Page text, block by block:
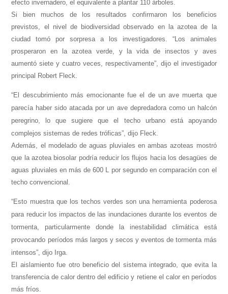
efecto invernadero, el equivalente a plantar 110 árboles.
Si bien muchos de los resultados confirmaron los beneficios
previstos, el nivel de biodiversidad observado en la azotea de la
ciudad tomó por sorpresa a los investigadores. “Los animales
prosperaron en la azotea verde, y la vida de insectos y aves
aumentó siete y cuatro veces, respectivamente”, dijo el investigador
principal Robert Fleck.
“El descubrimiento más emocionante fue el de un ave muerta que
parecía haber sido atacada por un ave depredadora como un halcón
peregrino, lo que sugiere que el techo urbano está apoyando
complejos sistemas de redes tróficas”, dijo Fleck.
Además, el modelado de aguas pluviales en ambas azoteas mostró
que la azotea biosolar podría reducir los flujos hacia los desagües de
aguas pluviales en más de 600 L por segundo en comparación con el
techo convencional.
“Esto muestra que los techos verdes son una herramienta poderosa
para reducir los impactos de las inundaciones durante los eventos de
tormenta, particularmente donde la inestabilidad climática está
provocando períodos más largos y secos y eventos de tormenta más
intensos”, dijo Irga.
El aislamiento fue otro beneficio del sistema integrado, que evita la
transferencia de calor dentro del edificio y retiene el calor en períodos
más fríos.